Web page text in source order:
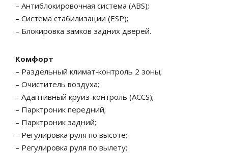
– Антиблокировочная система (ABS);
– Система стабилизации (ESP);
– Блокировка замков задних дверей.
Комфорт
– Раздельный климат-контроль 2 зоны;
– Очиститель воздуха;
– Адаптивный круиз-контроль (ACCS);
– Парктроник передний;
– Парктроник задний;
– Регулировка руля по высоте;
– Регулировка руля по вылету;